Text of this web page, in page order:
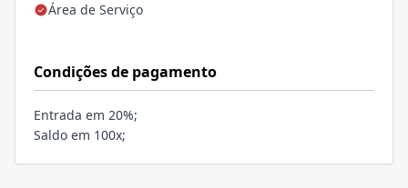
Área de Serviço
Condições de pagamento
Entrada em 20%;
Saldo em 100x;